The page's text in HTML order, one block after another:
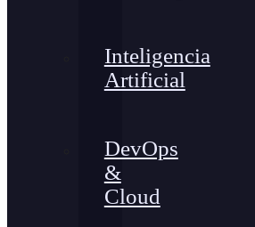
Inteligencia
Artificial
DevOps
&
Cloud